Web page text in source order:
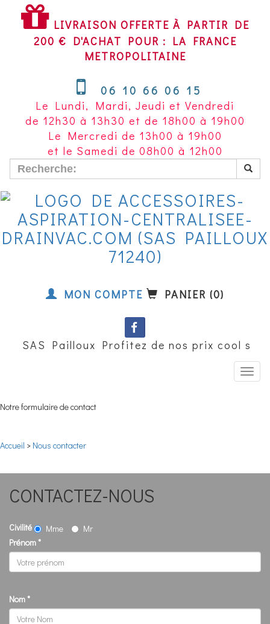
OFFERTE
À
PARTIR
€
D'ACHAT
POUR
LA
FRANCE
METROPOLITAINE~
LIVRAISON OFFERTE À PARTIR DE
200 € D'ACHAT POUR : LA FRANCE
METROPOLITAINE
06 10 66 06 15
Le Lundi, Mardi, Jeudi et Vendredi
de 12h30 à 13h30 et de 18h00 à 19h00
Le Mercredi de 13h00 à 19h00
et le Samedi de 08h00 à 12h00
MON COMPTE PANIER (0)
SAS Pailloux Profitez de nos prix cool sur
Accueil > Nous contacter
Notre formulaire de contact
CONTACTEZ-NOUS
Civilité Mme
Mr
Prénom*
Nom*